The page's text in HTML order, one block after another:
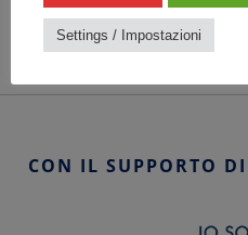
CON IL SUPPORTO DI
Settings / Impostazioni